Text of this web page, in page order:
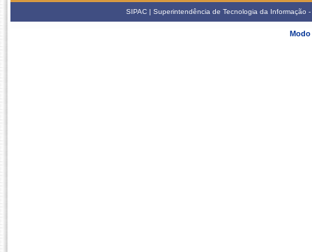
SIPAC | Superintendência de Tecnologia da
Modo